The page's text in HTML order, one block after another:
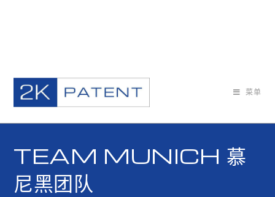
菜单
TEAM MUNICH 慕
尼黑团队